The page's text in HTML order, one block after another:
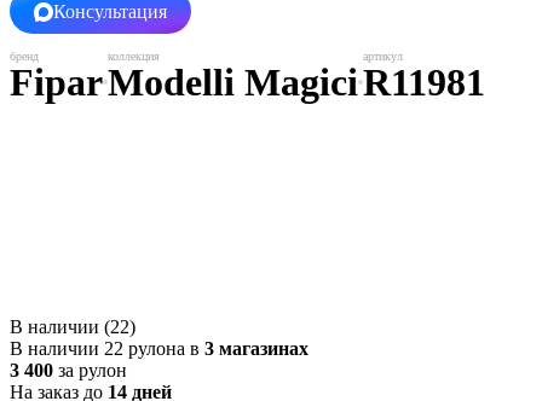
Консультация
FiparModelli MagiciR11981
В наличии (22)
В наличии 22 рулона в 3 магазинах
3 400 за рулон
На заказ до 14 дней